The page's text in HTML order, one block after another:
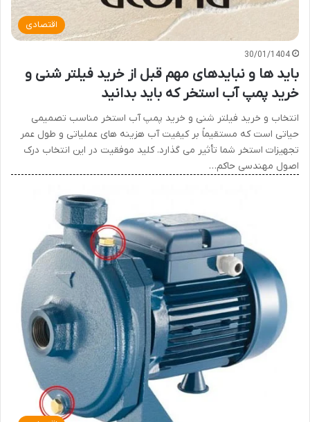
اقتصادی
30/01/1404
باید ها و نبایدهای مهم قبل از خرید فیلتر شنی و
خرید پمپ آب استخر که باید بدانید
انتخاب و خرید فیلتر شنی و خرید پمپ آب استخر مناسب تصمیمی
حیاتی است که مستقیماً بر کیفیت آب هزینه های عملیاتی و طول عمر
تجهیزات استخر شما تأثیر می گذارد. کلید موفقیت در این انتخاب درک
اصول مهندسی حاکم…